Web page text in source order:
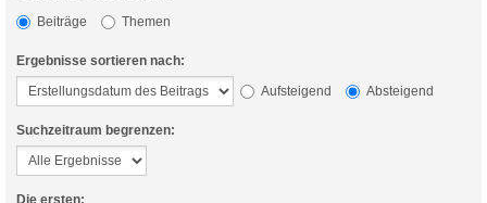
Beiträge
Themen
Ergebnisse sortieren nach:
Aufsteigend
Absteigend
Suchzeitraum begrenzen:
Die ersten: